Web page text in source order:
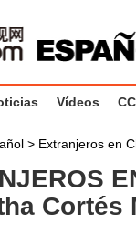
Vídeos
> Extranjeros en
Cortés